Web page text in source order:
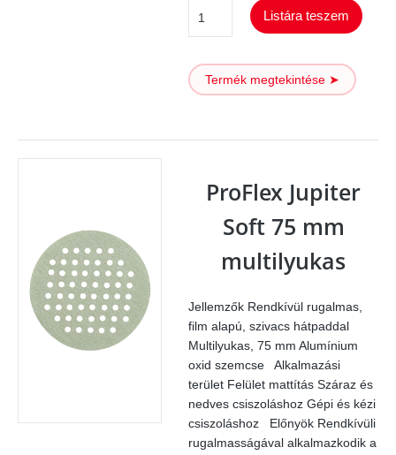
ProFlex
Jupiter
Soft
mennyiség
Listára teszem
Termék megtekintése ➤
ProFlex Jupiter
Soft 75 mm
multilyukas
Jellemzők Rendkívül rugalmas,
film alapú, szivacs hátpaddal
Multilyukas, 75 mm Alumínium
oxid szemcse Alkalmazási
terület Felület mattítás Száraz és
nedves csiszoláshoz Gépi és kézi
csiszoláshoz Előnyök Rendkívüli
rugalmasságával alkalmazkodik a